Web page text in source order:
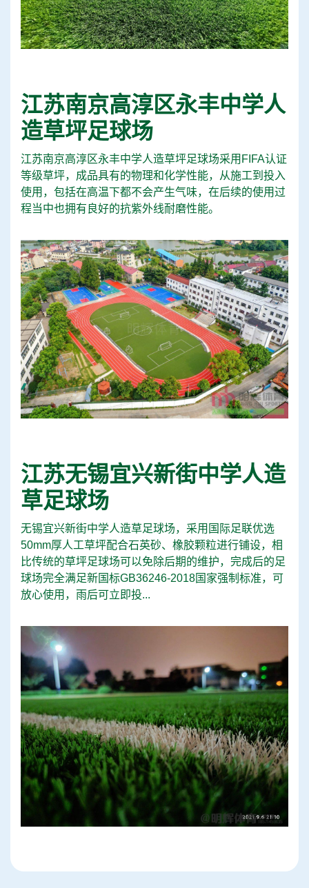
江苏南京高淳区永丰中学人
造草坪足球场
江苏南京高淳区永丰中学人造草坪足球场采用FIFA认证
等级草坪，成品具有的物理和化学性能，从施工到投入
使用，包括在高温下都不会产生气味，在后续的使用过
程当中也拥有良好的抗紫外线耐磨性能。
江苏无锡宜兴新街中学人造
草足球场
无锡宜兴新街中学人造草足球场，采用国际足联优选
50mm厚人工草坪配合石英砂、橡胶颗粒进行铺设，相
比传统的草坪足球场可以免除后期的维护，完成后的足
球场完全满足新国标GB36246-2018国家强制标准，可
放心使用，雨后可立即投...